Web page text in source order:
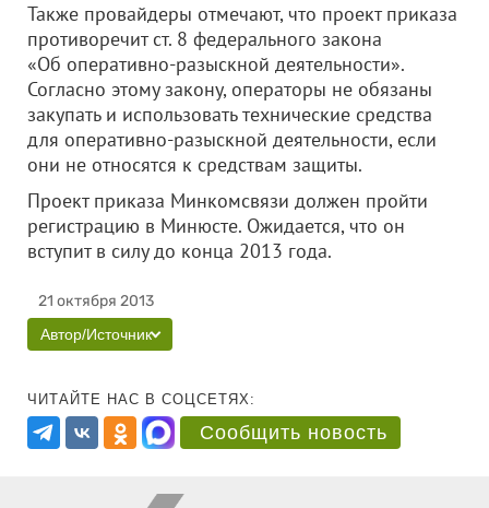
Также провайдеры отмечают, что проект приказа
противоречит ст. 8 федерального закона
«Об оперативно-разыскной деятельности».
Согласно этому закону, операторы не обязаны
закупать и использовать технические средства
для оперативно-разыскной деятельности, если
они не относятся к средствам защиты.
Проект приказа Минкомсвязи должен пройти
регистрацию в Минюсте. Ожидается, что он
вступит в силу до конца 2013 года.
21 октября 2013
Автор/Источник
ЧИТАЙТЕ НАС В СОЦСЕТЯХ:
Сообщить новость